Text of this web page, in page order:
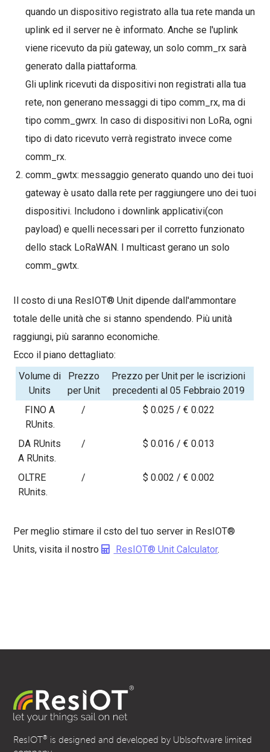
quando un dispositivo registrato alla tua rete manda un
uplink ed il server ne è informato. Anche se l'uplink
viene ricevuto da più gateway, un solo comm_rx sarà
generato dalla piattaforma.
Gli uplink ricevuti da dispositivi non registrati alla tua
rete,non generano messaggi di tipo comm_rx, ma di
tipo comm_gwrx. In caso di dispositivi non LoRa, ogni
tipo di dato ricevuto verrà registrato invece come
comm_rx.
comm_gwtx: messaggio generato quando uno dei tuoi
gateway è usato dalla rete per raggiungere uno dei tuoi
dispositivi. Includono i downlink applicativi(con
payload) e quelli necessari per il corretto funzionato
dello stack LoRaWAN. I multicast gerano un solo
comm_gwtx.
Il costo di una ResIOT® Unit dipende dall'ammontare
totale delle unità che si stanno spendendo. Più unità
raggiungi, più saranno economiche.
Ecco il piano dettagliato:
Volume di
Units
Prezzo
per Unit
Prezzo per Unit per le iscrizioni
precedenti al 05 Febbraio 2019
FINO A
RUnits.
/ $ 0.025 / € 0.022
DA RUnits
A RUnits.
/ $ 0.016 / € 0.013
OLTRE
RUnits.
/ $ 0.002 / € 0.002
Per meglio stimare il csto del tuo server in ResIOT®
Units, visita il nostro
ResIOT® Unit Calculator.
ResIOT® is designed and developed by Ublsoftware limited